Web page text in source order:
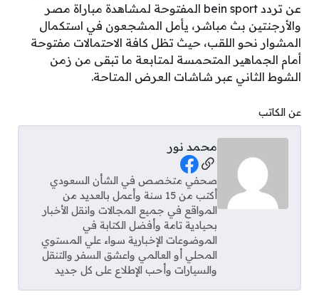
عن تردد bein sport المفتوحة لمشاهدة مباراة مصر
والأرجنتين بث مباشر، يأمل المشجعون في استكمال
المشوار نحو اللقب، حيث تظل كافة الاحتمالات مفتوحة
أمام الجماهير المتحمسة لمتابعة ما تبقى من زمن
الشوط الثاني عبر شاشات العرض المتاحة.
عن الكاتب
محمد نور
Social Links
صحفي متخصص في الشأن السعودي
أكتب من 15 سنة وأعمل بالعديد من
المواقع في جميع المجالات وانقل الأخبار
بحيادية تامة وأفضل الكتابة في
الموضوعات الإخبارية سواء علي المستوي
المحلي أو العالمي واعشق السفر والتنقل
والسيارات وأحب الإطلاع على كل جديد